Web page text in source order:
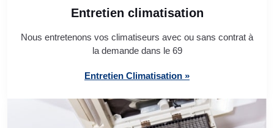
Entretien climatisation
Nous entretenons vos climatiseurs avec ou sans contrat à
la demande dans le 69
Entretien Climatisation »